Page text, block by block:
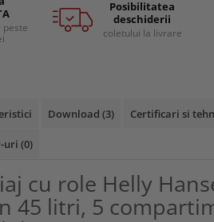
peste
Posibilitatea
deschiderii
coletului la livrare
Download (3) Certificari si
uri (0)
cu role Helly
45 litri, 5